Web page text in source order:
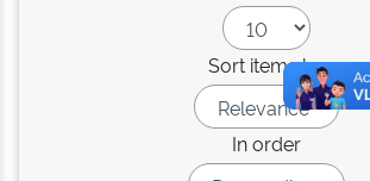
Sort items by
In order